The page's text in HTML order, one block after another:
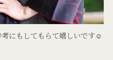
にもしてもらて嬉しいです☺️